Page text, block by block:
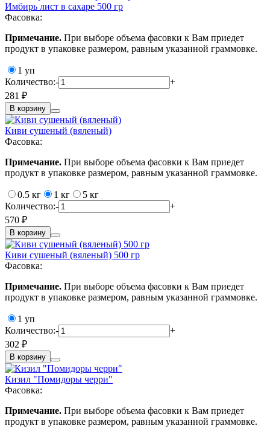
Имбирь лист в сахаре 500 гр
Фасовка:
Примечание. При выборе объема фасовки к Вам приедет
продукт в упаковке размером, равным указанной граммовке.
1 уп
Количество:-
+
281 ₽
В корзину
Киви сушеный (вяленый)
Фасовка:
Примечание. При выборе объема фасовки к Вам приедет
продукт в упаковке размером, равным указанной граммовке.
0.5 кг 1 кг
5 кг
Количество:-
+
570 ₽
В корзину
Киви сушеный (вяленый) 500 гр
Фасовка:
Примечание. При выборе объема фасовки к Вам приедет
продукт в упаковке размером, равным указанной граммовке.
1 уп
Количество:-
+
302 ₽
В корзину
Кизил "Помидоры черри"
Фасовка:
Примечание. При выборе объема фасовки к Вам приедет
продукт в упаковке размером, равным указанной граммовке.